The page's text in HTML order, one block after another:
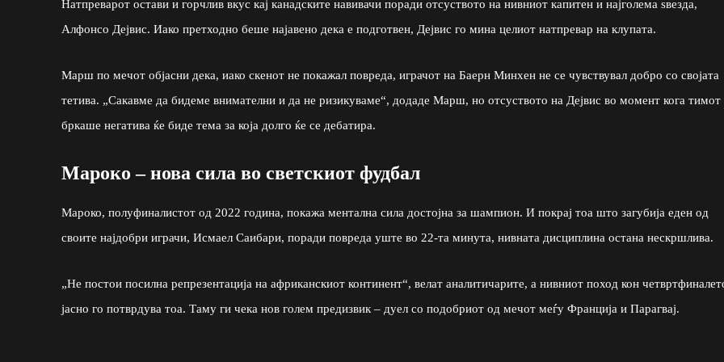
Натпреварот остави и горчлив вкус кај канадските навивачи поради отсуството на нивниот капитен и најголема ѕвезда,
Алфонсо Дејвис. Иако претходно беше најавено дека е подготвен, Дејвис го мина целиот натпревар на клупата.
Марш по мечот објасни дека, иако скенот не покажал повреда, играчот на Баерн Минхен не се чувствувал добро со својата
тетива. „Сакавме да бидеме внимателни и да не ризикуваме“, додаде Марш, но отсуството на Дејвис во момент кога тимот
бркаше негатива ќе биде тема за која долго ќе се дебатира.
Мароко – нова сила во светскиот фудбал
Мароко, полуфиналистот од 2022 година, покажа ментална сила достојна за шампион. И покрај тоа што загубија еден од
своите најдобри играчи, Исмаел Саибари, поради повреда уште во 22-та минута, нивната дисциплина остана нескршлива.
„Не постои посилна репрезентација на африканскиот континент“, велат аналитичарите, а нивниот поход кон
јасно го потврдува тоа. Таму ги чека нов голем предизвик – дуел со подобриот од мечот меѓу Франција и Парагвај.